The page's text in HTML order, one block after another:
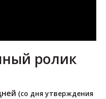
ролик
(со дня утверждения